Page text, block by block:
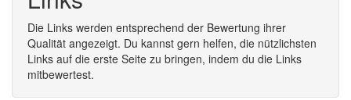
Die Links werden entsprechend der Bewertung ihrer
Qualität angezeigt. Du kannst gern helfen, die nützlichsten
Links auf die erste Seite zu bringen, indem du die Links
mitbewertest.